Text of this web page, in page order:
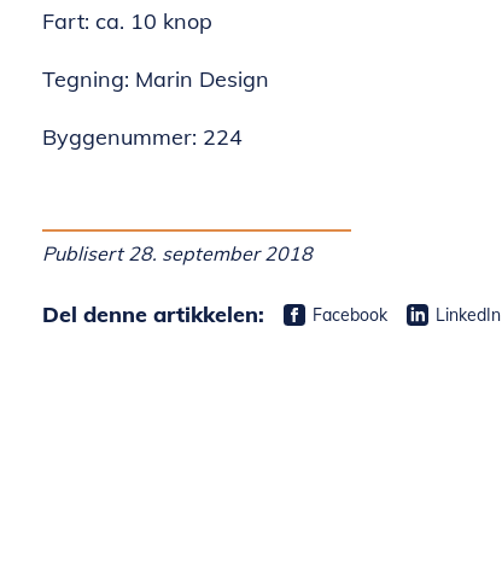
Fart: ca. 10 knop
Tegning: Marin Design
Byggenummer: 224
Publisert 28. september 2018
Del denne artikkelen: Facebook LinkedIn